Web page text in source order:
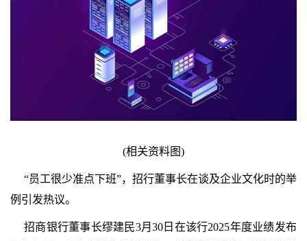
(相关资料图)
“员工很少准点下班”，招行董事长在谈及企业文化时的举
例引发热议。
招商银行董事长缪建民3月30日在该行2025年度业绩发布